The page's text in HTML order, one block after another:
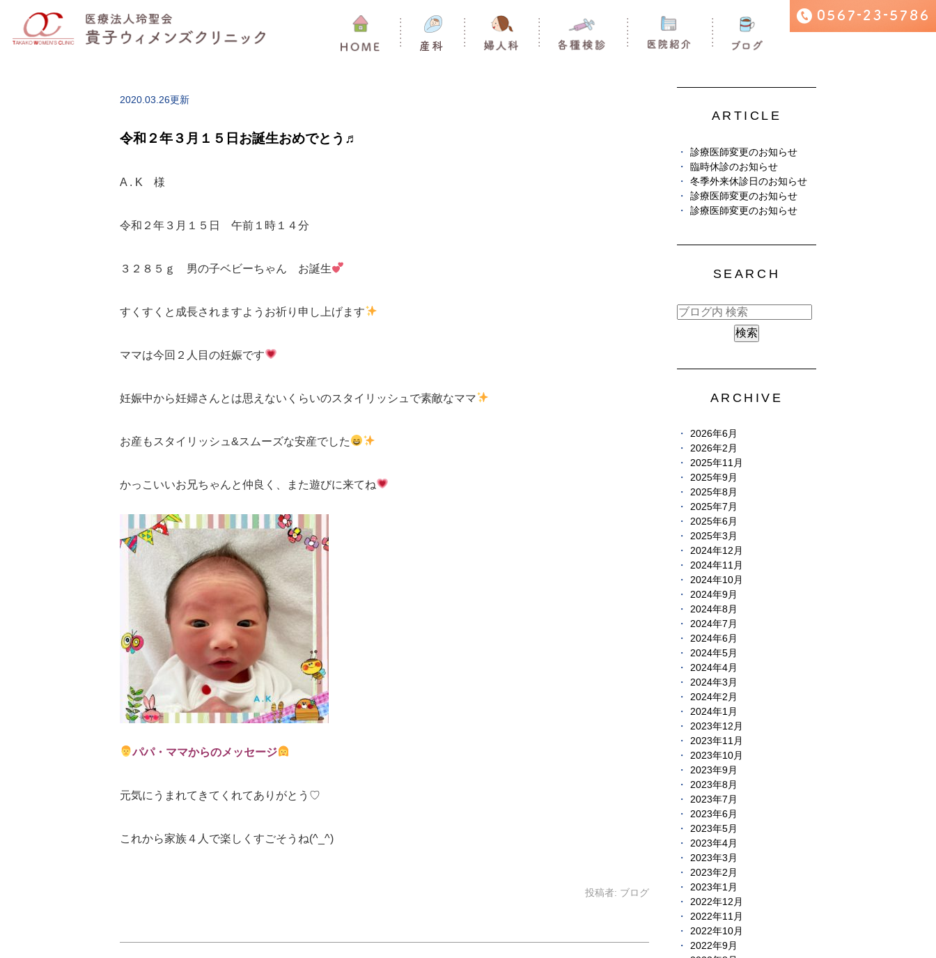
2020.03.26更新
令和２年３月１５日お誕生おめでとう♬
A . K 様
令和２年３月１５日 午前１時１４分
３２８５ｇ 男の子ベビーちゃん お誕生
すくすくと成長されますようお祈り申し上げます
ママは今回２人目の妊娠です
妊娠中から妊婦さんとは思えないくらいのスタイリッシュで素敵なママ
お産もスタイリッシュ&スムーズな安産でした
かっこいいお兄ちゃんと仲良く、また遊びに来てね
パパ・ママからのメッセージ
元気にうまれてきてくれてありがとう♡
これから家族４人で楽しくすごそうね(^_^)
投稿者: ブログ
ARTICLE
診療医師変更のお知らせ
臨時休診のお知らせ
冬季外来休診日のお知らせ
診療医師変更のお知らせ
診療医師変更のお知らせ
SEARCH
ARCHIVE
2026年6月
2026年2月
2025年11月
2025年9月
2025年8月
2025年7月
2025年6月
2025年3月
2024年12月
2024年11月
2024年10月
2024年9月
2024年8月
2024年7月
2024年6月
2024年5月
2024年4月
2024年3月
2024年2月
2024年1月
2023年12月
2023年11月
2023年10月
2023年9月
2023年8月
2023年7月
2023年6月
2023年5月
2023年4月
2023年3月
2023年2月
2023年1月
2022年12月
2022年11月
2022年10月
2022年9月